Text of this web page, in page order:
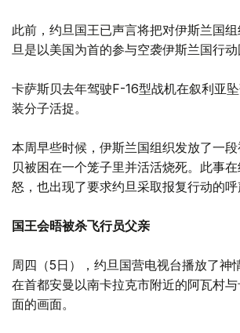
此前，约旦国王已声言将把对伊斯兰国
旦是以美国为首的参与空袭伊斯兰国行动
卡萨斯贝去年驾驶F-16型战机在叙利亚
装分子活捉。
本周早些时候，伊斯兰国组织发放了一
贝被困在一个笼子里并活活烧死。此事
怒，也出现了要求约旦采取报复行动的呼
国王会晤被杀飞行员父亲
周四（5日），约旦国营电视台播放了神
在首都安曼以南卡拉克市附近的阿瓦村
面的画面。